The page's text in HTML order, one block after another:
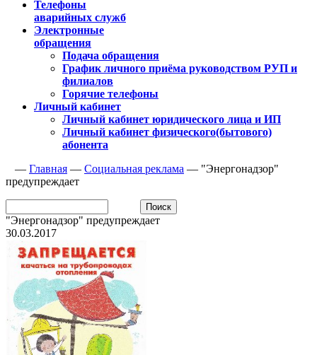
Телефоны
аварийных служб
Электронные
обращения
Подача обращения
График личного приёма руководством РУП и
филиалов
Горячие телефоны
Личный кабинет
Личный кабинет юридического лица и ИП
Личный кабинет физического(бытового)
абонента
— Главная — Социальная реклама — "Энергонадзор"
предупреждает
"Энергонадзор" предупреждает
30.03.2017